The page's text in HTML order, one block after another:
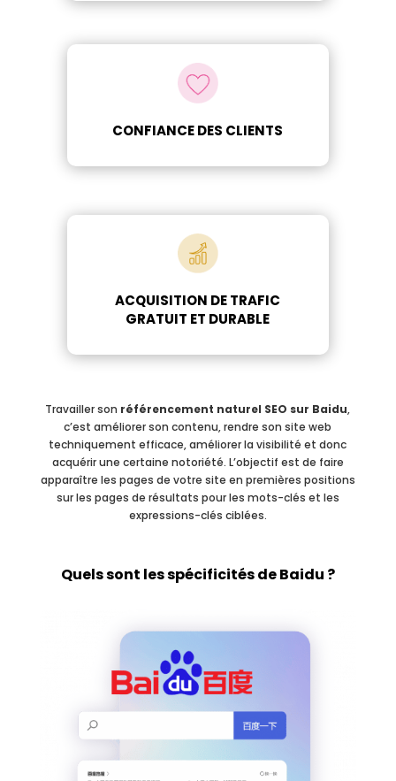
CONFIANCE DES CLIENTS
ACQUISITION DE TRAFIC
GRATUIT ET DURABLE
Travailler son référencement naturel SEO sur Baidu,
c’est améliorer son contenu, rendre son site web
techniquement efficace, améliorer la visibilité et donc
acquérir une certaine notoriété. L’objectif est de faire
apparaître les pages de votre site en premières positions
sur les pages de résultats pour les mots-clés et les
expressions-clés ciblées.
Quels sont les spécificités de Baidu ?